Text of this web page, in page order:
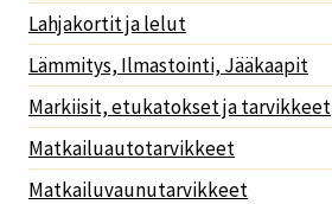
Lahjakortit ja lelut
Lämmitys, Ilmastointi, Jääkaapit
Markiisit, etukatokset ja tarvikkeet
Matkailuautotarvikkeet
Matkailuvaunutarvikkeet